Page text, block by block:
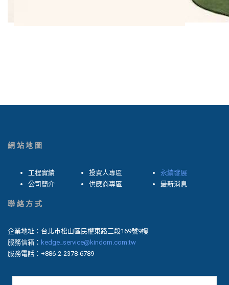
網站地圖
工程實績
公司簡介
投資人專區
供應商專區
永續發展
最新消息
聯絡方式
企業地址：台北市松山區民權東路三段169號9樓
服務信箱： kedge_service@kindom.com.tw
服務電話：+886-2-2378-6789